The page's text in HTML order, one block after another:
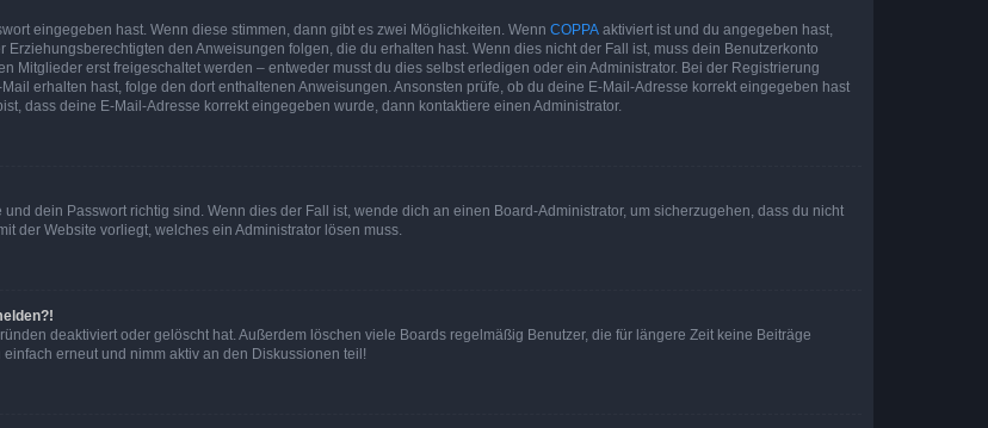
eingegeben hast. Wenn diese stimmen, dann gibt es zwei Möglichkeiten. Wenn COPPA aktiviert ist und du angegeben hast,
den Anweisungen folgen, die du erhalten hast. Wenn dies nicht der Fall ist, muss dein Benutzerkonto
Mitglieder erst freigeschaltet werden – entweder musst du dies selbst erledigen oder ein Administrator. Bei der Registrierung
erhalten hast, folge den dort enthaltenen Anweisungen. Ansonsten prüfe, ob du deine E-Mail-Adresse korrekt eingegeben hast
dass deine E-Mail-Adresse korrekt eingegeben wurde, dann kontaktiere einen Administrator.
dein Passwort richtig sind. Wenn dies der Fall ist, wende dich an einen Board-Administrator, um sicherzugehen, dass du nicht
der Website vorliegt, welches ein Administrator lösen muss.
deaktiviert oder gelöscht hat. Außerdem löschen viele Boards regelmäßig Benutzer, die für längere Zeit keine Beiträge
erneut und nimm aktiv an den Diskussionen teil!